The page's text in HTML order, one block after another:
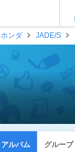
ホンダ JADE/S
アルバム グループ